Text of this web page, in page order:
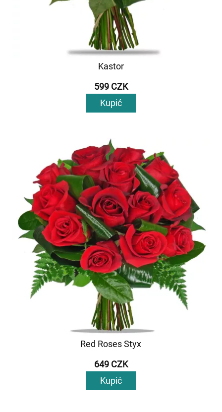
Kastor
599 CZK
Kupić
Red Roses Styx
649 CZK
Kupić